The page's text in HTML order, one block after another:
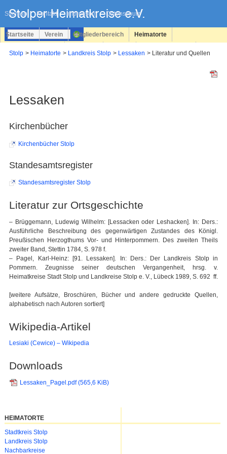
Sitemap Kontakt Impressum Datenschutz
überspringen
Startseite Verein Mitgliederbereich Heimatorte
Stolp Heimatorte Landkreis Stolp Lessaken Literatur und Quellen
Lessaken
Kirchenbücher
Kirchenbücher Stolp
Standesamtsregister
Standesamtsregister Stolp
Literatur zur Ortsgeschichte
– Brüggemann, Ludewig Wilhelm: [Lessacken oder Leshacken]. In: Ders.:
Ausführliche Beschreibung des gegenwärtigen Zustandes des Königl.
Preußischen Herzogthums Vor- und Hinterpommern. Des zweiten Theils
zweiter Band, Stettin 1784, S. 978 f.
– Pagel, Karl-Heinz: [91. Lessaken]. In: Ders.: Der Landkreis Stolp in
Pommern. Zeugnisse seiner deutschen Vergangenheit, hrsg. v.
Heimatkreise Stadt Stolp und Landkreise Stolp e. V., Lübeck 1989, S. 692 ff.
[weitere Aufsätze, Broschüren, Bücher und andere gedruckte Quellen,
alphabetisch nach Autoren sortiert]
Wikipedia-Artikel
Lesiaki (Cewice) – Wikipedia
Downloads
Lessaken_Pagel.pdf(565,6 KiB)
HEIMATORTE
Navigation
überspringen
Stadtkreis Stolp
Landkreis Stolp
Nachbarkreise